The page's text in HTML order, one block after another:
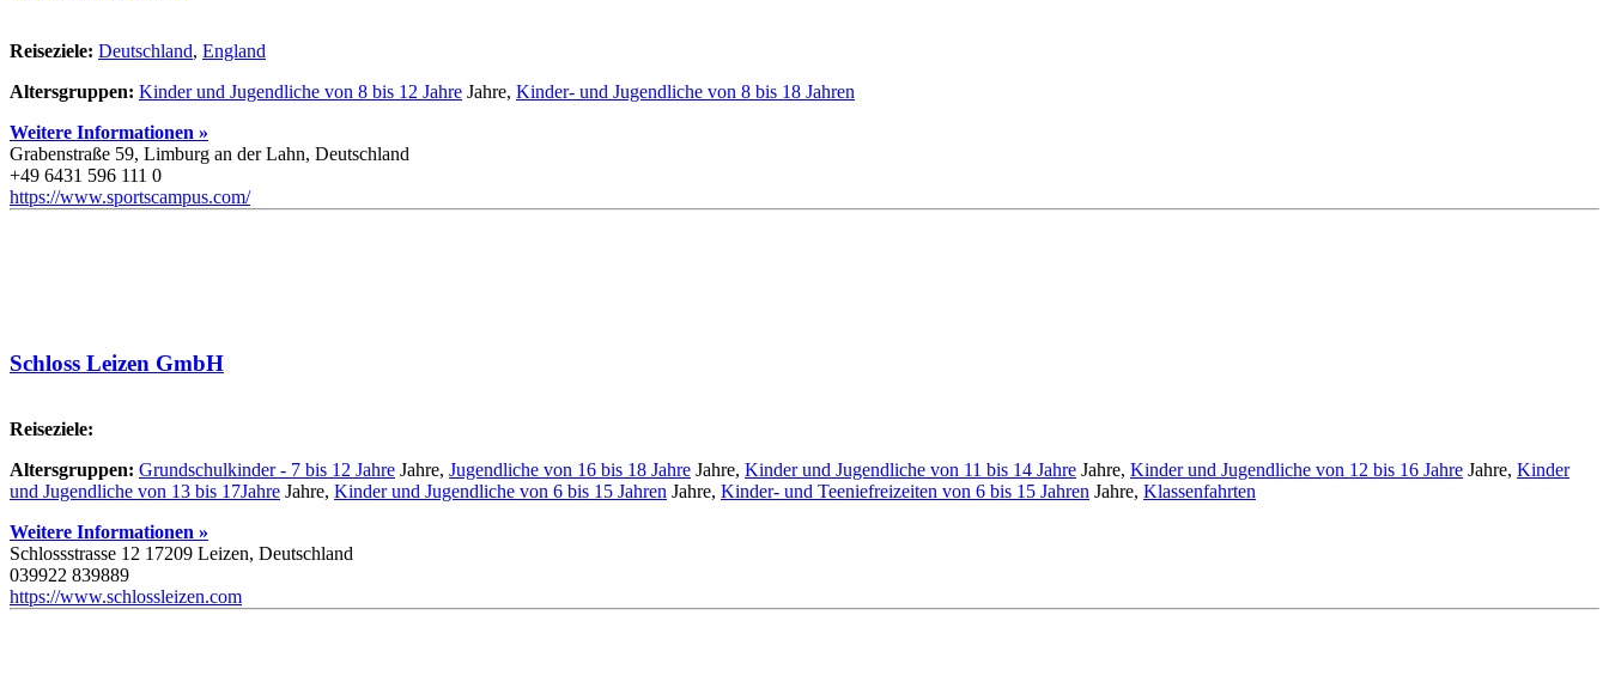
Reiseziele: Deutschland, England
Altersgruppen: Kinder und Jugendliche von 8 bis 12 Jahre Jahre, Kinder- und Jugendliche von 8 bis 18 Jahren
Weitere Informationen »
Grabenstraße 59, Limburg an der Lahn, Deutschland
+49 6431 596 111 0
https://www.sportscampus.com/
Schloss Leizen GmbH
Reiseziele:
Altersgruppen: Grundschulkinder - 7 bis 12 Jahre Jahre, Jugendliche von 16 bis 18 Jahre Jahre, Kinder und Jugendliche von 11 bis 14 Jahre Jahre, Kinder und Jugendliche von 12 bis 16 Jahre Jahre, Kinder
und Jugendliche von 13 bis 17Jahre Jahre, Kinder und Jugendliche von 6 bis 15 Jahren Jahre, Kinder- und Teeniefreizeiten von 6 bis 15 Jahren Jahre, Klassenfahrten
Weitere Informationen »
Schlossstrasse 12 17209 Leizen, Deutschland
039922 839889
https://www.schlossleizen.com